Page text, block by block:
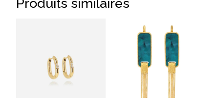
Produits similaires